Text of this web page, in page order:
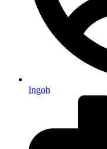
Ingoh